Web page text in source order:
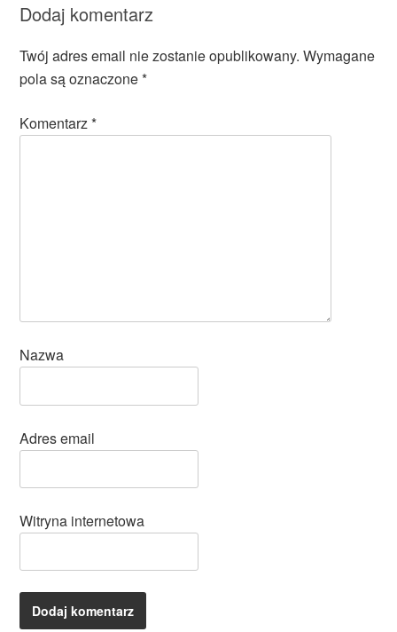
Dodaj komentarz
Twój adres email nie zostanie opublikowany. Wymagane
pola są oznaczone*
Komentarz*
Nazwa
Adres email
Witryna internetowa